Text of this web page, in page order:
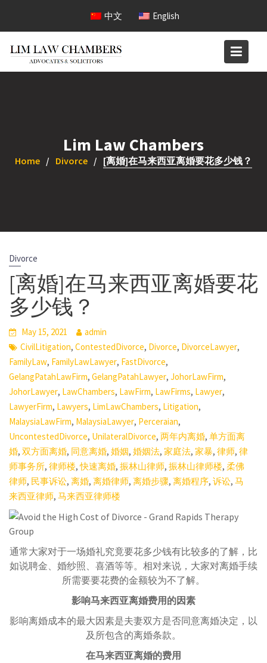
content
中文 English
Lim Law Chambers
Home Divorce [离婚]在马来西亚离婚要花多少钱？
Divorce
[离婚]在马来西亚离婚要花
多少钱？
May 15, 2021
admin
CivilLitigation, ContestedDivorce, Divorce, DivorceLawyer,
FamilyLaw, FamilyLawLawyer, FastDivorce,
GelangPatahLawFirm, GelangPatahLawyer, JohorLawFirm,
JohorLawyer, LawChambers, LawFirm, LawFirms, Lawyer,
LawyerFirm, Lawyers, LimLawChambers, Litigation,
MalaysiaLawFirm, MalaysiaLawyer, Perceraian,
UncontestedDivorce, UnilateralDivorce, 两年内离婚, 单方面离
婚, 双方面离婚, 同意离婚, 婚姻, 婚姻法, 家庭法, 家暴, 律师, 律
师事务所, 律师楼,快速离婚, 振林山律师, 振林山律师楼, 柔佛
律师, 民事诉讼, 离婚, 离婚律师, 离婚步骤, 离婚程序, 诉讼, 马
来西亚律师, 马来西亚律师楼
通常大家对于一场婚礼究竟要花多少钱有比较多的了解，比
如说聘金、婚纱照、喜酒等等。相对来说，大家对离婚手续
所需要要花费的金额较为不了解。
影响马来西亚离婚费用的因素
影响离婚成本的最大因素是夫妻双方是否同意离婚决定，以
及所包含的离婚条款。
在马来西亚离婚的费用